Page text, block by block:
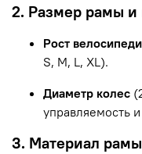
2. Размер рамы и
Рост
S, M, L, XL).
Диаметр колес
управляемость
3. Материал рамы